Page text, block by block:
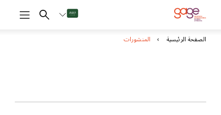
الصفحة الرئيسية المنشورات